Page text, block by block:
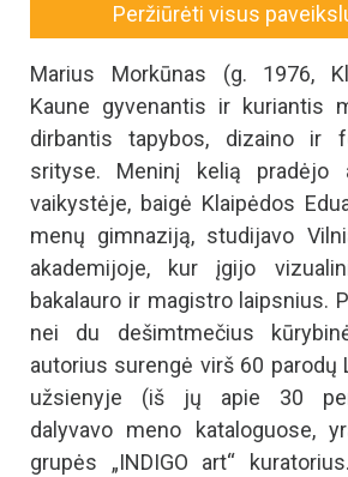
Peržiūrėti visus
Marius Morkūnas (g. 1976,
Kaune gyvenantis ir kuriantis
dirbantis tapybos, dizaino ir
srityse. Meninį kelią pradėjo
vaikystėje, baigė Klaipėdos
menų gimnaziją, studijavo
akademijoje, kur įgijo
bakalauro ir magistro laipsnius.
nei du dešimtmečius
autorius surengė virš 60 parodų
užsienyje (iš jų apie 30
dalyvavo meno kataloguose,
grupės „INDIGO art“